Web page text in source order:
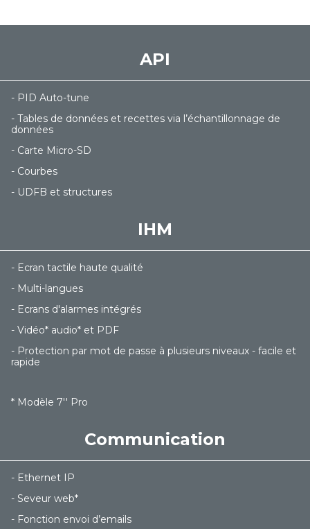
API
- PID Auto-tune
- Tables de données et recettes via l’échantillonnage de
données
- Carte Micro-SD
- Courbes
- UDFB et structures
IHM
- Ecran tactile haute qualité
- Multi-langues
- Ecrans d'alarmes intégrés
- Vidéo* audio* et PDF
- Protection par mot de passe à plusieurs niveaux - facile et
rapide
* Modèle 7'' Pro
Communication
- Ethernet IP
- Seveur web*
- Fonction envoi d’emails